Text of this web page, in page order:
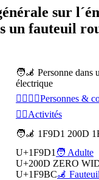
sur
un fauteuil
🧑‍🦼 Personne dans
électrique
👩‍❤️‍💋‍👨Personnes &
💆‍♂️Activités
🧑‍🦼 1F9D1 200D
U+1F9D1 🧑 Adulte
U+200D ZERO
U+1F9BC🦼